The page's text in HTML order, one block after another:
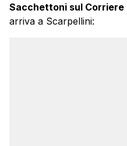
Sacchettoni sul Corriere
arriva a Scarpellini: